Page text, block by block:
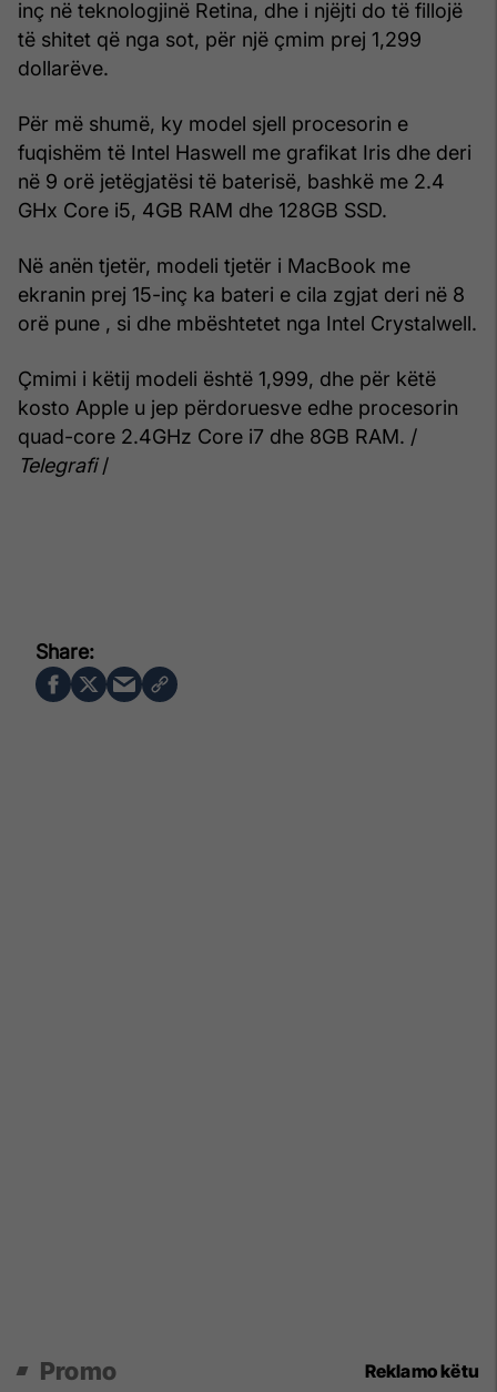
inç në teknologjinë Retina, dhe i njëjti do të fillojë
të shitet që nga sot, për një çmim prej 1,299
dollarëve.
Për më shumë, ky model sjell procesorin e
fuqishëm të Intel Haswell me grafikat Iris dhe deri
në 9 orë jetëgjatësi të baterisë, bashkë me 2.4
GHx Core i5, 4GB RAM dhe 128GB SSD.
Në anën tjetër, modeli tjetër i MacBook me
ekranin prej 15-inç ka bateri e cila zgjat deri në 8
orë pune , si dhe mbështetet nga Intel Crystalwell.
Çmimi i këtij modeli është 1,999, dhe për këtë
kosto Apple u jep përdoruesve edhe procesorin
quad-core 2.4GHz Core i7 dhe 8GB RAM. /
Telegrafi/
Promo Reklamo këtu